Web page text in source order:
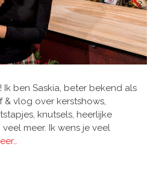
ben Saskia, beter bekend als
& vlog over kerstshows,
knutsels, heerlijke
meer. Ik wens je veel